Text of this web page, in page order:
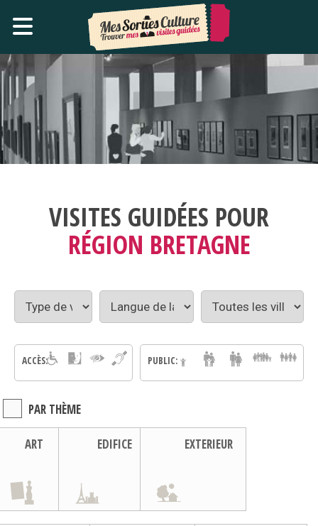
VISITES GUIDÉES POUR
RÉGION BRETAGNE
ACCÈS: PUBLIC:
PAR THÈME
ART EDIFICE EXTERIEUR